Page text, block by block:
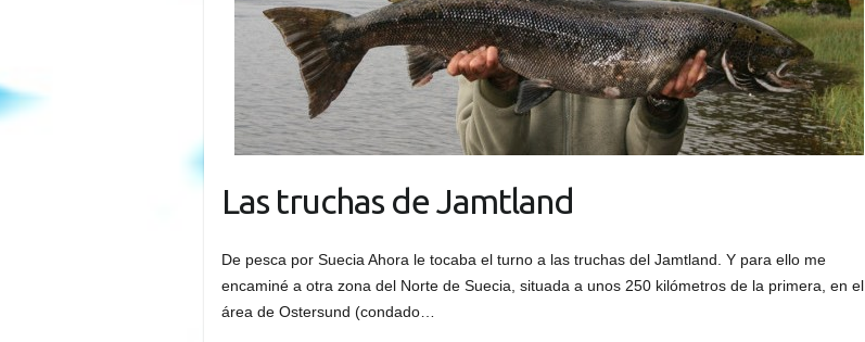
Las truchas de Jamtland
De pesca por Suecia Ahora le tocaba el turno a las truchas del Jamtland. Y para ello me
encaminé a otra zona del Norte de Suecia, situada a unos 250 kilómetros de la primera, en el
área de Ostersund (condado…